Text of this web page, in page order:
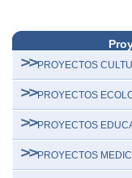
PROYECTOS
PROYECTOS
PROYECTOS
PROYECTOS